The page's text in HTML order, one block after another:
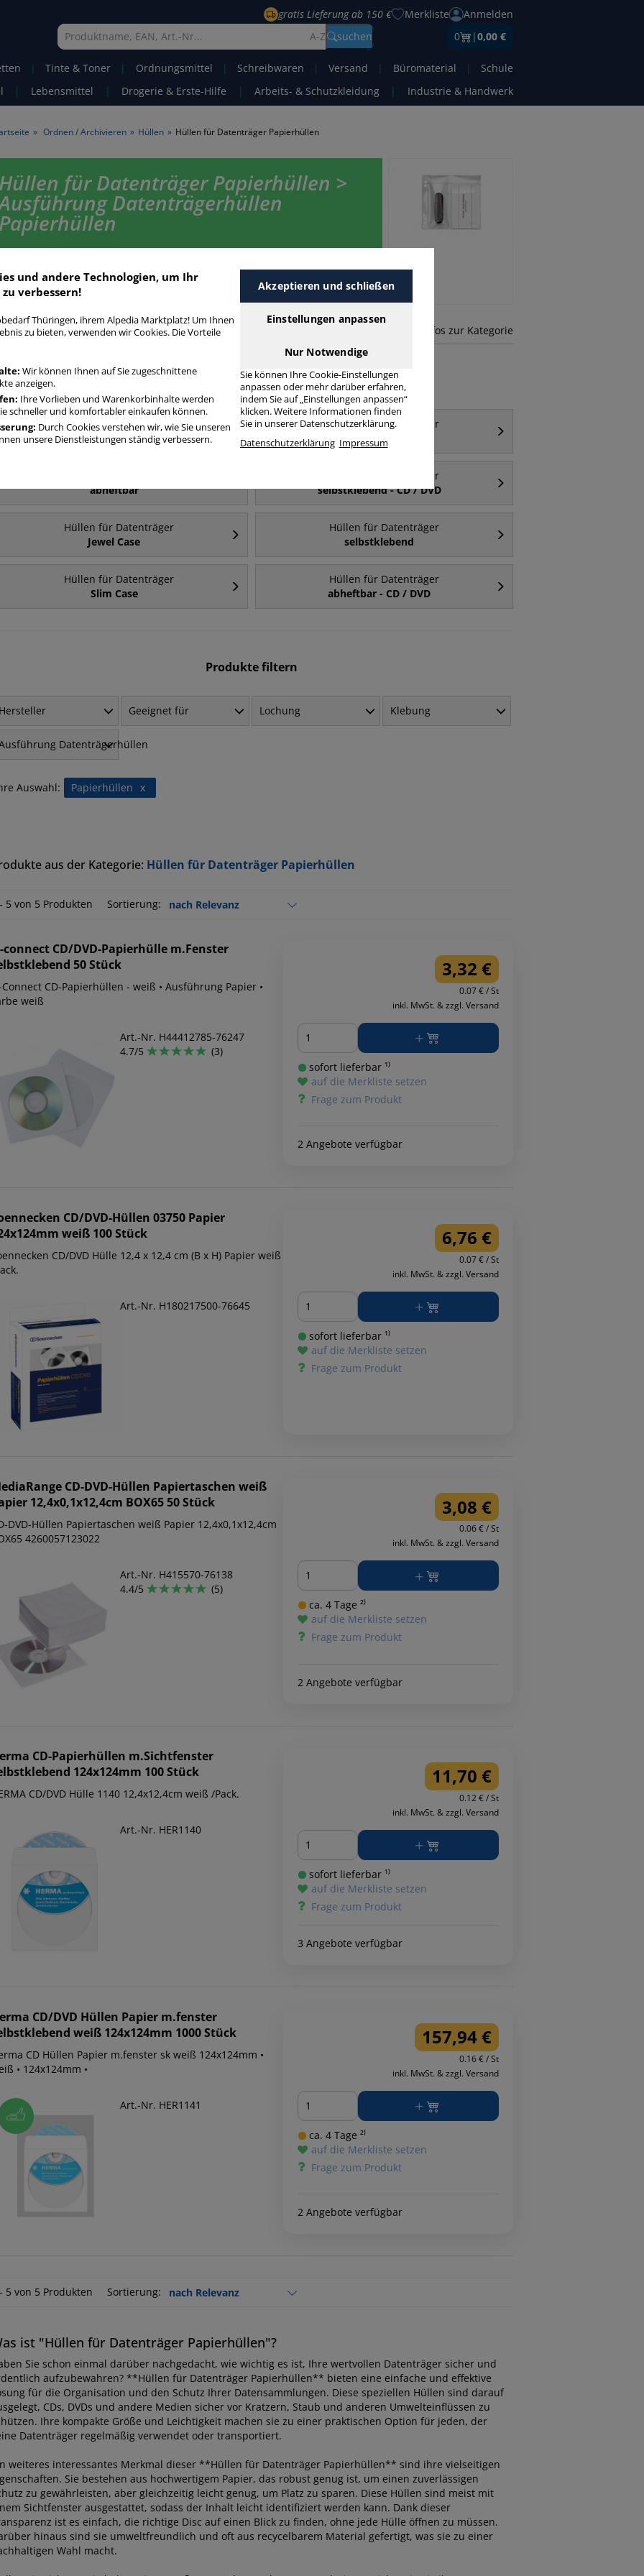
gratis Lieferung ab 150 € Merkliste
Anmelden
A-Z
suchen 0 |0,00 €
| Tinte & Toner | Ordnungsmittel | Schreibwaren | Versand | Büromaterial |
Schule
| Lebensmittel | Drogerie & Erste-Hilfe | Arbeits- & Schutzkleidung | Industrie & Handwerk
» Ordnen / Archivieren » Hüllen » Hüllen für Datenträger Papierhüllen
Hüllen für Datenträger Papierhüllen >
Datenträgerhüllen
Papierhüllen
Finden Sie schnell Hüllen für Datenträger Papierhüllen mit unserer Filter-
für Datenträger Papierhüllen mehr Infos zur Kategorie
Häufig gesucht
Hüllen für Datenträger
USB-Sticks
Hüllen für Datenträger
abheftbar
Hüllen für Datenträger
selbstklebend - CD / DVD
Hüllen für Datenträger
Jewel Case
Hüllen für Datenträger
selbstklebend
Hüllen für Datenträger
Slim Case
Hüllen für Datenträger
abheftbar - CD / DVD
Produkte filtern
Hersteller Geeignet für Lochung Klebung
Datenträgerhüllen
Auswahl: x
Papierhüllen
aus der Kategorie: Hüllen für Datenträger Papierhüllen
5 von 5 Produkten Sortierung:
connect CD/DVD-Papierhülle m.Fenster
50 Stück
Papierhüllen - weiß • Ausführung Papier •
weiß
Art.-Nr. H44412785-76247
4.7/5
(3)
3,32 €
0.07 € / St
inkl. MwSt. & zzgl. Versand
Menge
sofort lieferbar ¹⁾
auf die Merkliste setzen
Frage zum Produkt
2 Angebote verfügbar
CD/DVD-Hüllen 03750 Papier
weiß 100 Stück
CD/DVD Hülle 12,4 x 12,4 cm (B x H) Papier weiß
Art.-Nr. H180217500-76645
6,76 €
0.07 € / St
inkl. MwSt. & zzgl. Versand
Menge
sofort lieferbar ¹⁾
auf die Merkliste setzen
Frage zum Produkt
CD-DVD-Hüllen Papiertaschen weiß
12,4x0,1x12,4cm BOX65 50 Stück
DVD-Hüllen Papiertaschen weiß Papier 12,4x0,1x12,4cm
4260057123022
Art.-Nr. H415570-76138
4.4/5
(5)
3,08 €
0.06 € / St
inkl. MwSt. & zzgl. Versand
Menge
ca. 4 Tage ²⁾
auf die Merkliste setzen
Frage zum Produkt
2 Angebote verfügbar
CD-Papierhüllen m.Sichtfenster
124x124mm 100 Stück
CD/DVD Hülle 1140 12,4x12,4cm weiß /Pack.
Art.-Nr. HER1140
11,70 €
0.12 € / St
inkl. MwSt. & zzgl. Versand
Menge
sofort lieferbar ¹⁾
auf die Merkliste setzen
Frage zum Produkt
3 Angebote verfügbar
CD/DVD Hüllen Papier m.fenster
weiß 124x124mm 1000 Stück
CD Hüllen Papier m.fenster sk weiß 124x124mm •
• 124x124mm •
Art.-Nr. HER1141
157,94 €
0.16 € / St
inkl. MwSt. & zzgl. Versand
Menge
ca. 4 Tage ²⁾
auf die Merkliste setzen
Frage zum Produkt
2 Angebote verfügbar
5 von 5 Produkten Sortierung:
ist "Hüllen für Datenträger Papierhüllen"?
Sie schon einmal darüber nachgedacht, wie wichtig es ist, Ihre wertvollen Datenträger sicher und
aufzubewahren? **Hüllen für Datenträger Papierhüllen** bieten eine einfache und effektive
für die Organisation und den Schutz Ihrer Datensammlungen. Diese speziellen Hüllen sind darauf
CDs, DVDs und andere Medien sicher vor Kratzern, Staub und anderen Umwelteinflüssen zu
Ihre kompakte Größe und Leichtigkeit machen sie zu einer praktischen Option für jeden, der
Datenträger regelmäßig verwendet oder transportiert.
weiteres interessantes Merkmal dieser **Hüllen für Datenträger Papierhüllen** sind ihre vielseitigen
Sie bestehen aus hochwertigem Papier, das robust genug ist, um einen zuverlässigen
zu gewährleisten, aber gleichzeitig leicht genug, um Platz zu sparen. Diese Hüllen sind meist mit
Sichtfenster ausgestattet, sodass der Inhalt leicht identifiziert werden kann. Dank dieser
ist es einfach, die richtige Disc auf einen Blick zu finden, ohne jede Hülle öffnen zu müssen.
hinaus sind sie umweltfreundlich und oft aus recycelbarem Material gefertigt, was sie zu einer
Wahl macht.
und andere Technologien, um Ihr
verbessern!
Thüringen, ihrem Alpedia Marktplatz! Um Ihnen
zu bieten, verwenden wir Cookies. Die Vorteile
Wir können Ihnen auf Sie zugeschnittene
anzeigen.
Ihre Vorlieben und Warenkorbinhalte werden
schneller und komfortabler einkaufen können.
Durch Cookies verstehen wir, wie Sie unseren
unsere Dienstleistungen ständig verbessern.
Akzeptieren und schließen
Einstellungen anpassen
Nur Notwendige
Sie können Ihre Cookie-Einstellungen
anpassen oder mehr darüber erfahren,
indem Sie auf „Einstellungen anpassen“
klicken. Weitere Informationen finden
Sie in unserer Datenschutzerklärung.
Datenschutzerklärung Impressum